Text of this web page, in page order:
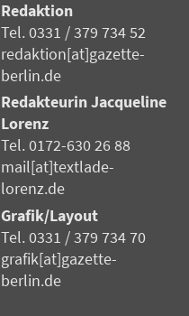
Redaktion
Tel. 0331 / 379 734 52
redaktion[at]gazette-
berlin.de
Redakteurin Jacqueline
Lorenz
Tel. 0172-630 26 88
mail[at]textlade-
lorenz.de
Grafik/Layout
Tel. 0331 / 379 734 70
grafik[at]gazette-
berlin.de